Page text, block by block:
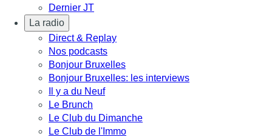
Dernier JT
La radio
Direct & Replay
Nos podcasts
Bonjour Bruxelles
Bonjour Bruxelles: les interviews
Il y a du Neuf
Le Brunch
Le Club du Dimanche
Le Club de l'Immo